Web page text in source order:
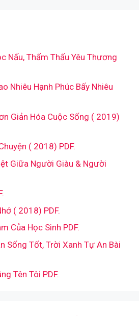
Nấu, Thẩm Thấu Yêu Thương
Nhiêu Hạnh Phúc Bấy Nhiêu
Giản Hóa Cuộc Sống ( 2019)
( 2018) PDF.
Giữa Người Giàu & Người
( 2018) PDF.
Của Học Sinh PDF.
Sống Tốt, Trời Xanh Tự An Bài
Tên Tôi PDF.